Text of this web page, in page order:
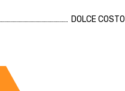
DOLCE COSTO